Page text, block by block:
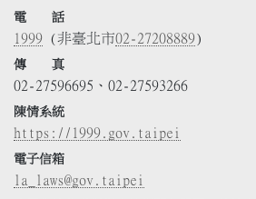
電 話
1999 (非臺北市02-27208889)
傳 真
02-27596695、02-27593266
陳情系統
https://1999.gov.taipei
電子信箱
la_laws@gov.taipei